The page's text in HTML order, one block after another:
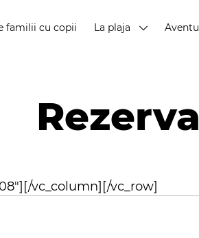
familii cu copii La plaja
vc_column][/vc_row]